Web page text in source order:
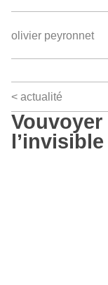
olivier peyronnet
< actualité
Vouvoyer
l’invisible